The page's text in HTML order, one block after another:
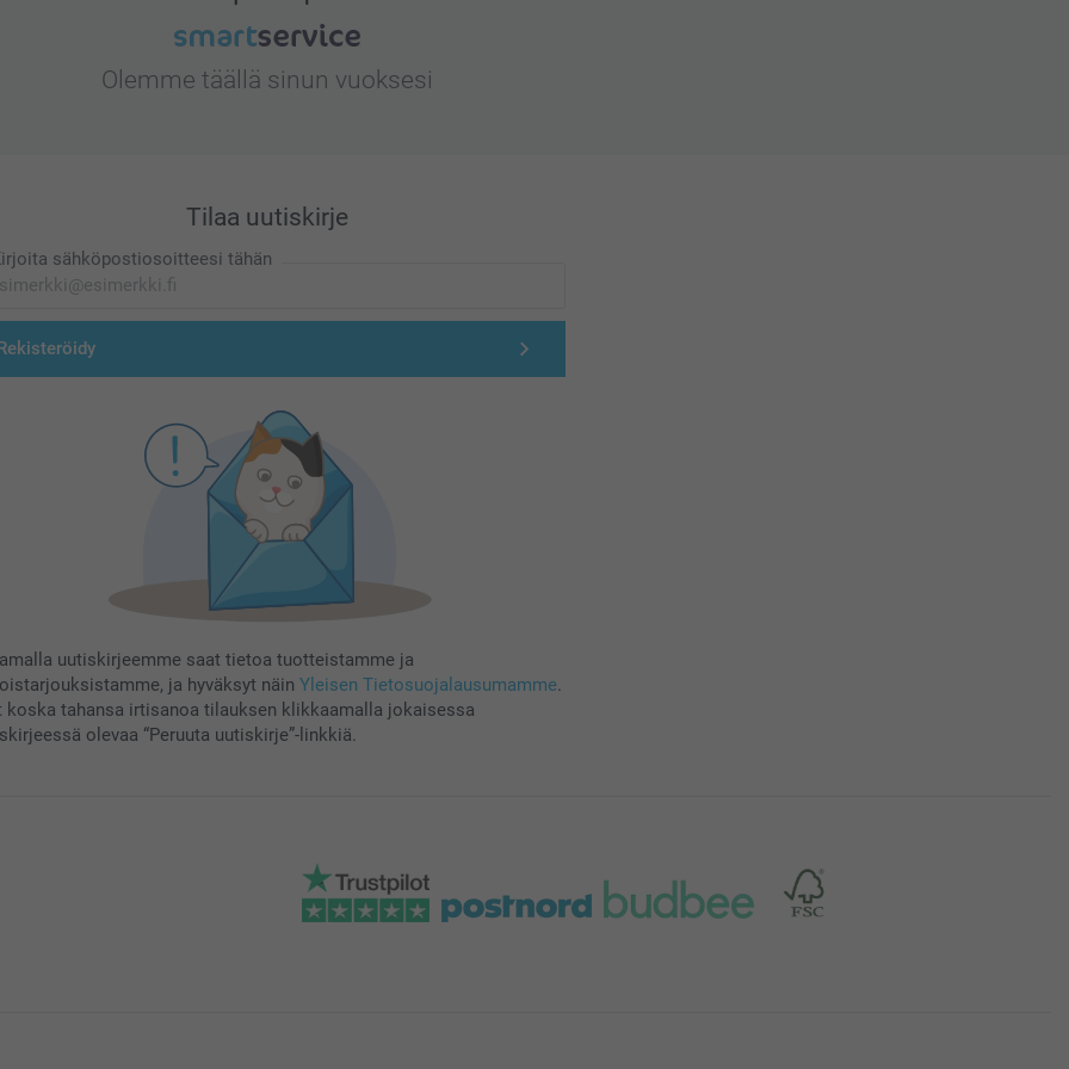
Olemme täällä sinun vuoksesi
Tilaa uutiskirje
sähköpostiosoitteesi tähän
uutiskirjeemme saat tietoa tuotteistamme ja
ja hyväksyt näin Yleisen Tietosuojalausumamme.
koska tahansa irtisanoa tilauksen klikkaamalla jokaisessa
olevaa “Peruuta uutiskirje”-linkkiä.